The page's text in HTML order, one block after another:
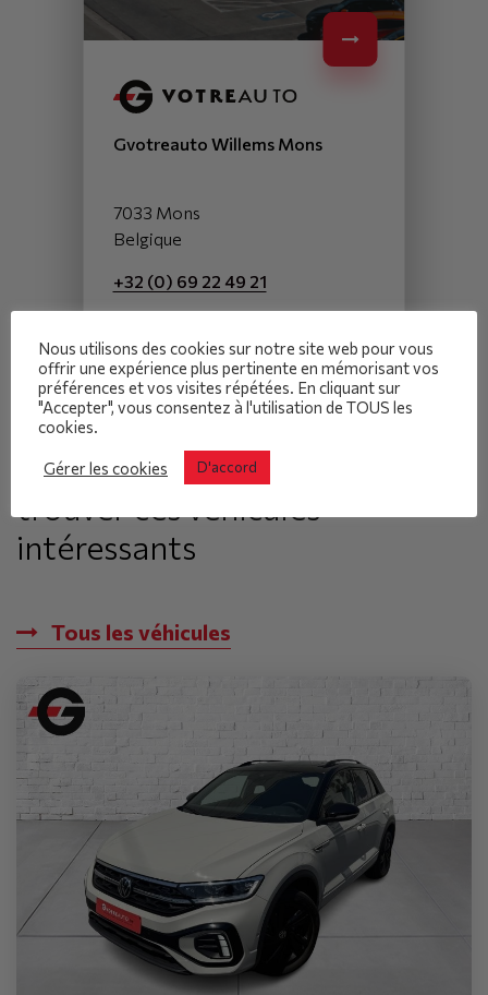
Gvotreauto Willems Mons
7033 Mons
Belgique
+32 (0) 69 22 49 21
Plus d'informations
Voitures similaires
Vous pouvez également
trouver ces véhicules
intéressants
Tous les véhicules
Nous utilisons des cookies sur notre site web pour vous
offrir une expérience plus pertinente en mémorisant vos
préférences et vos visites répétées. En cliquant sur
"Accepter", vous consentez à l'utilisation de TOUS les
cookies.
Gérer les cookies D'accord